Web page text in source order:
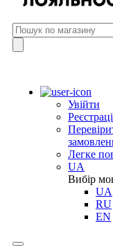
Увійти
Легке
UA
Вибір
UA
RU
EN